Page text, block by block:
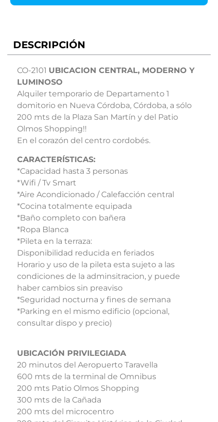
DESCRIPCIÓN
CO-2101 UBICACION CENTRAL, MODERNO Y
LUMINOSO
Alquiler temporario de Departamento 1
domitorio en Nueva Córdoba, Córdoba, a sólo
200 mts de la Plaza San Martín y del Patio
Olmos Shopping!!
En el corazón del centro cordobés.
CARACTERÍSTICAS:
*Capacidad hasta 3 personas
*Wifi / Tv Smart
*Aire Acondicionado / Calefacción central
*Cocina totalmente equipada
*Baño completo con bañera
*Ropa Blanca
*Pileta en la terraza:
Disponibilidad reducida en feriados
Horario y uso de la pileta esta sujeto a las
condiciones de la adminsitracion, y puede
haber cambios sin preaviso
*Seguridad nocturna y fines de semana
*Parking en el mismo edificio (opcional,
consultar dispo y precio)
UBICACIÓN PRIVILEGIADA
20 minutos del Aeropuerto Taravella
600 mts de la terminal de Omnibus
200 mts Patio Olmos Shopping
300 mts de la Cañada
200 mts del microcentro